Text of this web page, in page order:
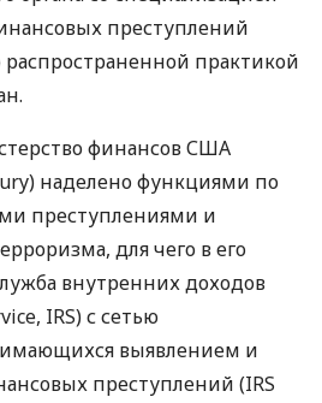
преступлений
распространенной практикой
финансовСША
наделено функциями по
преступлениями и
для чего в его
внутренних доходов
IRS) с сетью
выявлением и
преступлений (IRS